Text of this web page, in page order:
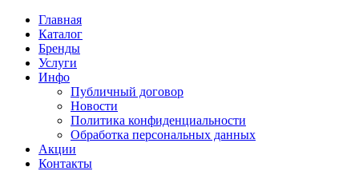
Главная
Каталог
Бренды
Услуги
Инфо
Публичный договор
Новости
Политика конфиденциальности
Обработка персональных данных
Акции
Контакты